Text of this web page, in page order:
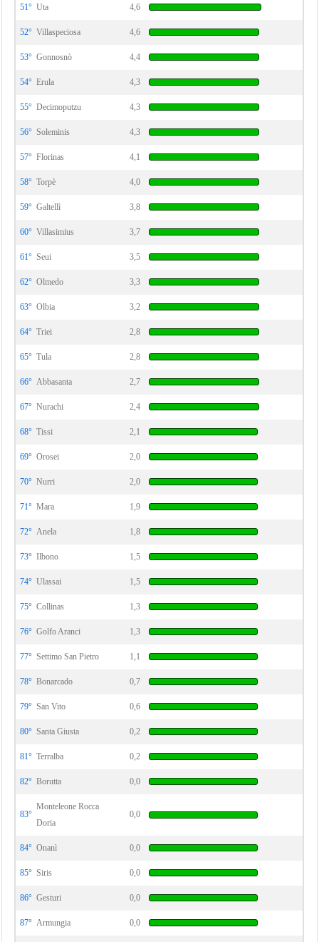
51° Uta 4,6
52° Villaspeciosa 4,6
53° Gonnosnò 4,4
54° Erula 4,3
55° Decimoputzu 4,3
56° Soleminis 4,3
57° Florinas 4,1
58° Torpè 4,0
59° Galtellì 3,8
60° Villasimius 3,7
61° Seui 3,5
62° Olmedo 3,3
63° Olbia 3,2
64° Triei 2,8
65° Tula 2,8
66° Abbasanta 2,7
67° Nurachi 2,4
68° Tissi 2,1
69° Orosei 2,0
70° Nurri 2,0
71° Mara 1,9
72° Anela 1,8
73° Ilbono 1,5
74° Ulassai 1,5
75° Collinas 1,3
76° Golfo Aranci 1,3
77° Settimo San Pietro 1,1
78° Bonarcado 0,7
79° San Vito 0,6
80° Santa Giusta 0,2
81° Terralba 0,2
82° Borutta 0,0
83°
Monteleone Rocca
Doria
0,0
84° Onanì 0,0
85° Siris 0,0
86° Gesturi 0,0
87° Armungia 0,0